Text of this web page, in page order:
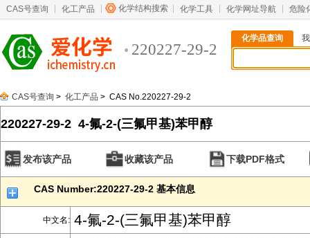
CAS号查询 化工产品 化学结构搜索 化学工具 化学网址导航 危险
220227-29-2
化学品查询
CAS号查询 > 化工产品 > CAS No.220227-29-2
220227-29-2 4-氟-2-(三氟甲基)苯甲醇
发布该产品 收藏该产品 下载PDF格式
CAS Number:220227-29-2 基本信息
中文名: 4-氟-2-(三氟甲基)苯甲醇